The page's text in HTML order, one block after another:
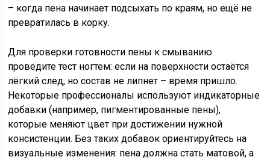
– когда пена начинает подсыхать по краям, но ещё не
превратилась в корку.
Для проверки готовности пены к смыванию
проведите тест ногтем: если на поверхности остаётся
лёгкий след, но состав не липнет – время пришло.
Некоторые профессионалы используют индикаторные
добавки (например, пигментированные пены),
которые меняют цвет при достижении нужной
консистенции. Без таких добавок ориентируйтесь на
визуальные изменения: пена должна стать матовой, а